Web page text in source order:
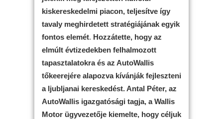
kiskereskedelmi piacon, teljesítve így
tavaly meghirdetett stratégiájának egyik
fontos elemét. Hozzátette, hogy az
elmúlt évtizedekben felhalmozott
tapasztalatokra és az AutoWallis
tőkeerejére alapozva kívánják fejleszteni
a ljubljanai kereskedést. Antal Péter, az
AutoWallis igazgatósági tagja, a Wallis
Motor ügyvezetője kiemelte, hogy céljuk